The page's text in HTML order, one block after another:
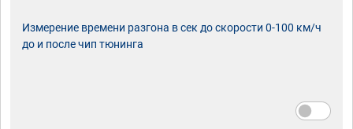
Измерение времени разгона в сек до скорости 0-100 км/ч
до и после чип тюнинга